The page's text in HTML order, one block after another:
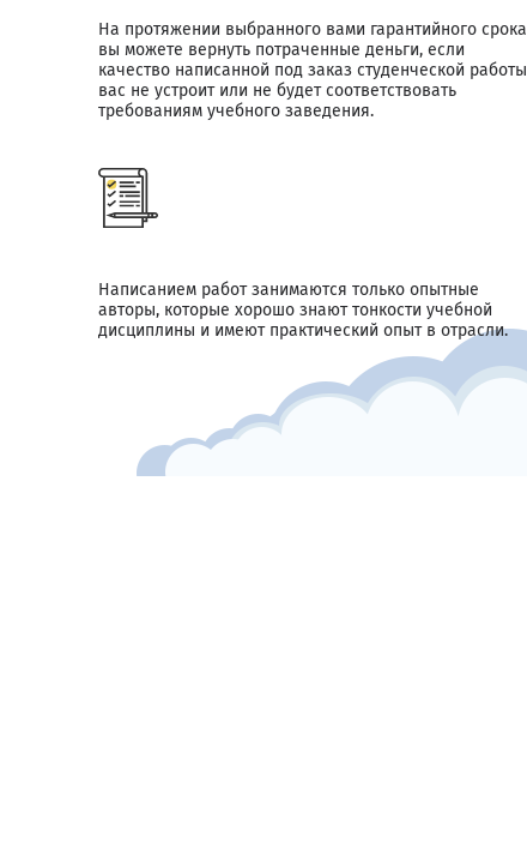
На протяжении выбранного вами гарантийного срока
вы можете вернуть потраченные деньги, если
качество написанной под заказ студенческой работы
вас не устроит или не будет соответствовать
требованиям учебного заведения.
Написанием работ занимаются только опытные
авторы, которые хорошо знают тонкости учебной
дисциплины и имеют практический опыт в отрасли.